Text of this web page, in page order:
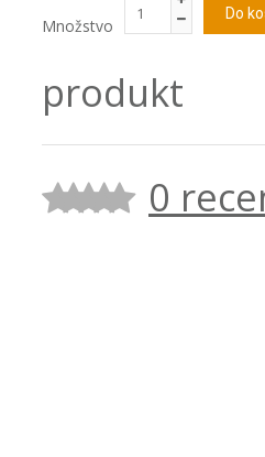
Množstvo
produkt
0